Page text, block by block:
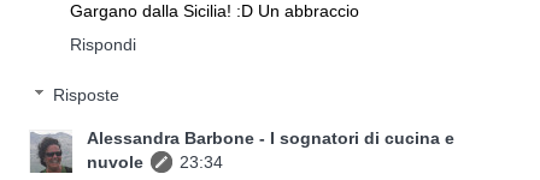
Gargano dalla Sicilia! :D Un abbraccio
Rispondi
Risposte
Alessandra Barbone - I sognatori di cucina e
nuvole
23:34